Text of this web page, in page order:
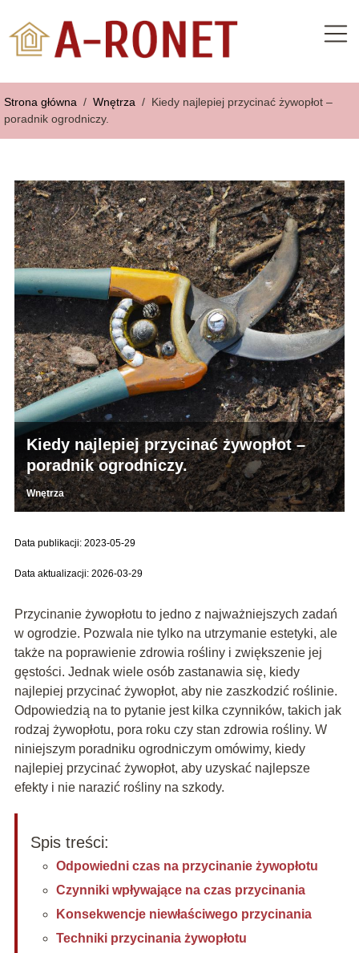
Strona główna / Wnętrza / Kiedy najlepiej przycinać żywopłot –
poradnik ogrodniczy.
Kiedy najlepiej przycinać żywopłot –
poradnik ogrodniczy.
Wnętrza
Data publikacji: 2023-05-29
Data aktualizacji: 2026-03-29
Przycinanie żywopłotu to jedno z najważniejszych zadań
w ogrodzie. Pozwala nie tylko na utrzymanie estetyki, ale
także na poprawienie zdrowia rośliny i zwiększenie jej
gęstości. Jednak wiele osób zastanawia się, kiedy
najlepiej przycinać żywopłot, aby nie zaszkodzić roślinie.
Odpowiedzią na to pytanie jest kilka czynników, takich jak
rodzaj żywopłotu, pora roku czy stan zdrowia rośliny. W
niniejszym poradniku ogrodniczym omówimy, kiedy
najlepiej przycinać żywopłot, aby uzyskać najlepsze
efekty i nie narazić rośliny na szkody.
Spis treści:
Odpowiedni czas na przycinanie żywopłotu
Czynniki wpływające na czas przycinania
Konsekwencje niewłaściwego przycinania
Techniki przycinania żywopłotu